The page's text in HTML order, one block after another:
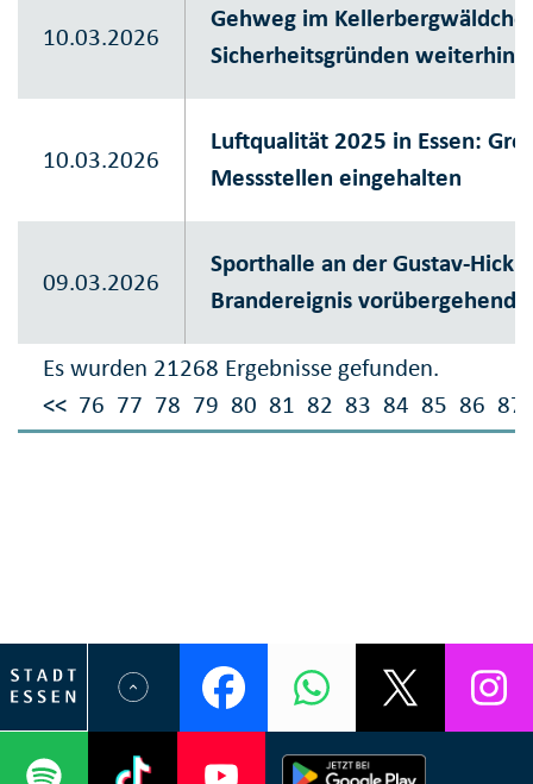
Es wurden 21268 Ergebnisse gefunden.
<< 76 77 78 79 80 81 82 83 84 85 86 87
10.03.2026
Gehweg im
Sicherheitsgründen weiterhin
10.03.2026
Luftqualität 2025 in Essen:
Messstellen eingehalten
09.03.2026
Sporthalle an der Gustav-
Brandereignis vorübergehend